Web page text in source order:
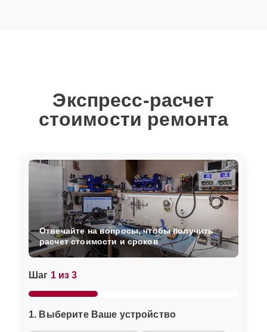
Экспресс-расчет
стоимости ремонта
Шаг 1 из 3
1. Выберите Ваше устройство
Отвечайте на вопросы, чтобы получить
расчет стоимости и сроков